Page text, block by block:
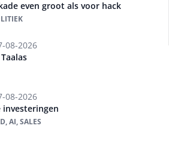
even groot als voor hack
08-2026
08-2026
AI, SALES